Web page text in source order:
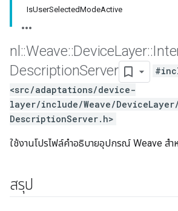
IsUserSelectedModeActive
nl ::Weave::DeviceLayer::
DescriptionServer
<src/adaptations/device-
layer/include/Weave/
DescriptionServer.h>
ใช้งานโปรไฟล์คำอธิบายอุปกรณ์ Weave ส
สรุป